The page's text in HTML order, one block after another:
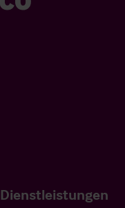
Dienstleistungen